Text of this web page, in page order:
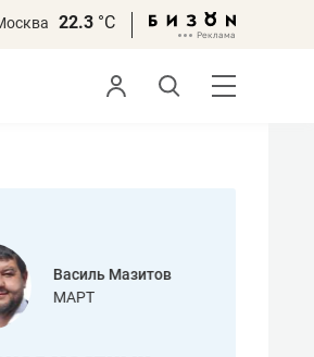
22.3 °С
Василь Мазитов
МАРТ